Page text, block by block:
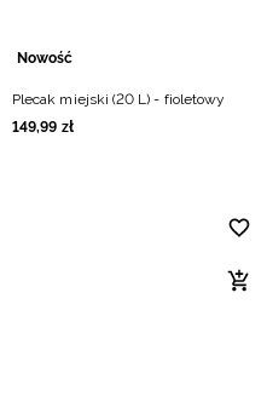
Nowość
Plecak miejski (20 L) - fioletowy
149,99 zł